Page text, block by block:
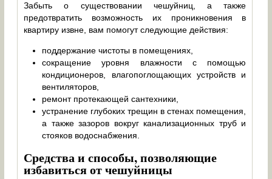
Забыть о существовании чешуйниц, а также
предотвратить возможность их проникновения в
квартиру извне, вам помогут следующие действия:
поддержание чистоты в помещениях,
сокращение уровня влажности с помощью
кондиционеров, влагопоглощающих устройств и
вентиляторов,
ремонт протекающей сантехники,
устранение глубоких трещин в стенах помещения,
а также зазоров вокруг канализационных труб и
стояков водоснабжения.
Средства и способы, позволяющие
избавиться от чешуйницы